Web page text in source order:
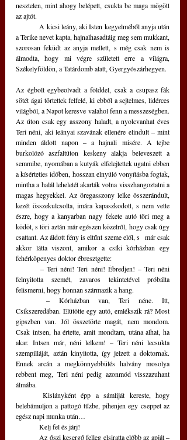
nesztelen, mint ahogy belépett, csukta be maga mögött
az ajtót.
a Terike nevet kapta, hajnalhasadtáig meg sem mukkant,
szorosan feküdt az anyja mellett, s még csak nem is
álmodta, hogy mi végre született erre a világra,
Székelyföldön, a Tatárdomb alatt, Gyergyószárhegyen.
Az égbolt egybeolvadt a földdel, csak a csupasz fák
sötét ágai törtettek felfelé, ki ebből a sejtelmes, lidérces
világból, a Napot keresve valahol fenn a messzeségben.
Az úton csak egy asszony haladt, a nyolcvanhat éves
Teri néni, aki leányai szavának ellenére elindult – mint
minden áldott napon – a hajnali misére. A tejbe
burkolózó aszfaltúton keskeny alakja beleveszett a
semmibe, nyomában a kutyák elfelejtettek ugatni ebben
a kísérteties időben, hosszan elnyúló vonyításba fogtak,
mintha a halál leheletét akarták volna visszhangoztatni a
magas hegyekkel. Az öregasszony lelke összerándult,
kezét összekulcsolta, imára kapaszkodott, s nem vette
észre, hogy a kanyarban nagy fekete autó töri meg a
ködöt, s töri aztán már egészen közelről, hogy csak úgy
csattant. Az áldott fény is eltűnt szeme elől, s   már csak
akkor látta viszont, amikor a csíki kórházban egy
fehérköpenyes doktor ébresztgette:
	– Teri néni! Teri néni! Ébredjen! – Teri néni
felnyitotta szemét, zavaros tekintetével próbálta
felismerni, hogy honnan származik a hang.
	– Kórházban van, Teri néne. Itt,
Csíkszeredában. Elütötte egy autó, emlékszik rá? Most
gipszben van. Jól összetörte magát, nem mondom.
Csak intsen, ha értette, amit mondtam, utána alhat, ha
akar. Intsen már, néni lelkem! – Teri néni lecsukta
szempilláját, aztán kinyitotta, így jelzett a doktornak.
Ennek arcán a megkönnyebbülés halvány mosolya
rebbent meg, Teri néni pedig azonmód visszazuhant
álmába.
belebámuljon a pattogó tűzbe, pihenjen egy cseppet az
egész napi munka után…
	Kelj fel és járj!